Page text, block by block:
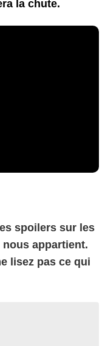
la chute.
spoilers sur les
appartient.
lisez pas ce qui